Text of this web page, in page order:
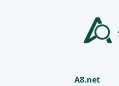
A8.net